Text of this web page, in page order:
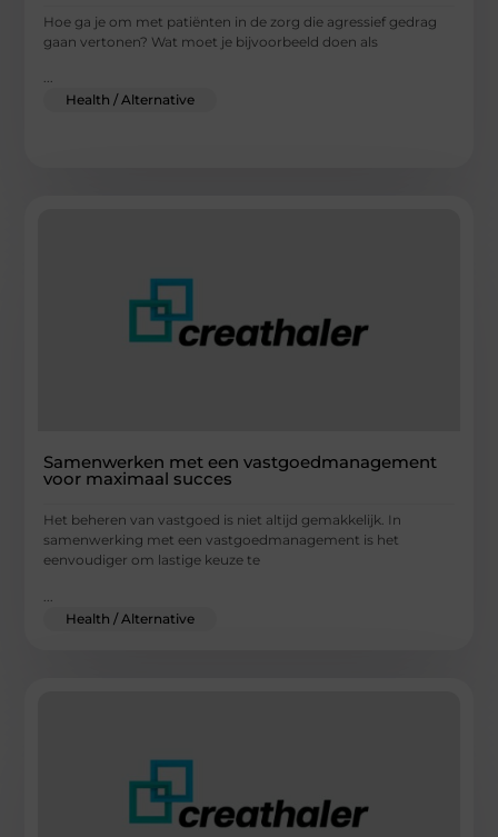
Hoe ga je om met patiënten in de zorg die agressief gedrag
gaan vertonen? Wat moet je bijvoorbeeld doen als
...
Health / Alternative
Samenwerken met een vastgoedmanagement
voor maximaal succes
Het beheren van vastgoed is niet altijd gemakkelijk. In
samenwerking met een vastgoedmanagement is het
eenvoudiger om lastige keuze te
Health / Alternative